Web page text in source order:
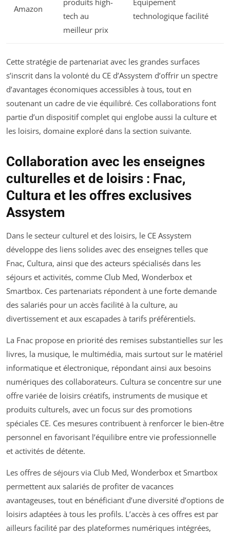
Amazon
tech au
meilleur prix
technologique facilité
Cette stratégie de partenariat avec les grandes surfaces
s’inscrit dans la volonté du CE d’Assystem d’offrir un spectre
d’avantages économiques accessibles à tous, tout en
soutenant un cadre de vie équilibré. Ces collaborations font
partie d’un dispositif complet qui englobe aussi la culture et
les loisirs, domaine exploré dans la section suivante.
Collaboration avec les enseignes
culturelles et de loisirs : Fnac,
Cultura et les offres exclusives
Assystem
Dans le secteur culturel et des loisirs, le CE Assystem
développe des liens solides avec des enseignes telles que
Fnac, Cultura, ainsi que des acteurs spécialisés dans les
séjours et activités, comme Club Med, Wonderbox et
Smartbox. Ces partenariats répondent à une forte demande
des salariés pour un accès facilité à la culture, au
divertissement et aux escapades à tarifs préférentiels.
La Fnac propose en priorité des remises substantielles sur les
livres, la musique, le multimédia, mais surtout sur le matériel
informatique et électronique, répondant ainsi aux besoins
numériques des collaborateurs. Cultura se concentre sur une
offre variée de loisirs créatifs, instruments de musique et
produits culturels, avec un focus sur des promotions
spéciales CE. Ces mesures contribuent à renforcer le bien-être
personnel en favorisant l’équilibre entre vie professionnelle
et activités de détente.
Les offres de séjours via Club Med, Wonderbox et Smartbox
permettent aux salariés de profiter de vacances
avantageuses, tout en bénéficiant d’une diversité d’options de
loisirs adaptées à tous les profils. L’accès à ces offres est par
ailleurs facilité par des plateformes numériques intégrées,